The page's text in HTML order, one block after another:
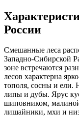
России
Смешанные леса
Западно-Сибирской
зоне встречаются
лесов характерна
тополя, сосны и ели.
липы и дубы. Ярус
шиповником,
лишайники, мхи и